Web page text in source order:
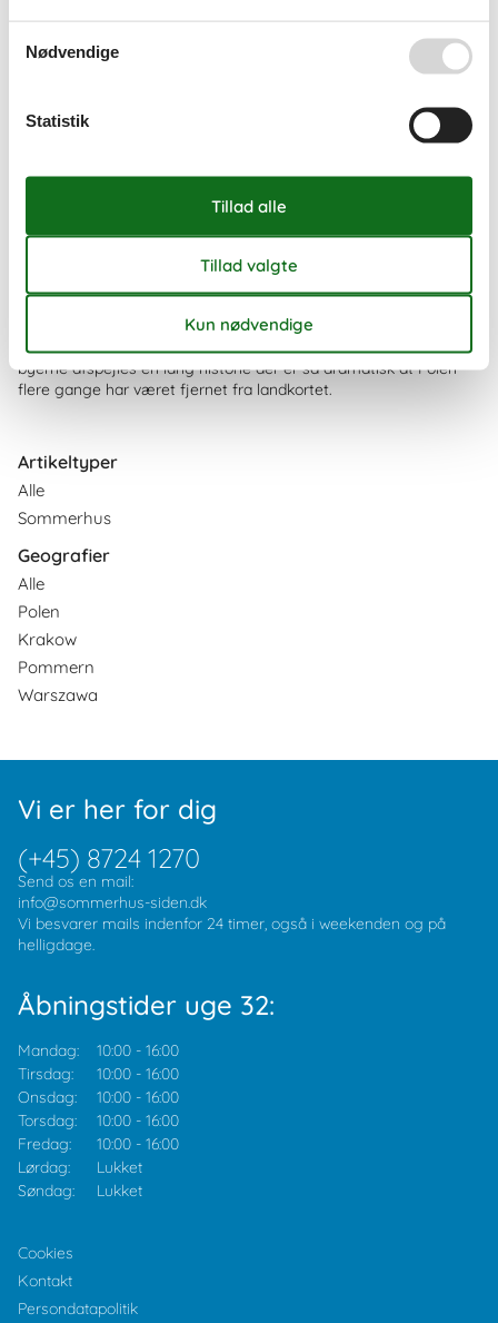
Sommerhuse i Polen
Polen er et rejsemål som ofte bliver overset, helt uden grund.
Strandene langs Østersøen er sublime badesteder mens søer,
skove og bjerge giver mulighed for alle former for aktiv ferie. I
byerne afspejles en lang historie der er så dramatisk at Polen
flere gange har været fjernet fra landkortet.
Artikeltyper
Alle
Sommerhus
Geografier
Alle
Polen
Krakow
Pommern
Warszawa
Vi er her for dig
(+45) 8724 1270
Send os en mail:
info@sommerhus-siden.dk
Vi besvarer mails indenfor 24 timer, også i weekenden og på
helligdage.
Åbningstider uge 32:
Mandag: 10:00 - 16:00
Tirsdag:
10:00 - 16:00
Onsdag:
10:00 - 16:00
Torsdag:
10:00 - 16:00
Fredag:
10:00 - 16:00
Lørdag:
Lukket
Søndag:
Lukket
Cookies
Kontakt
Persondatapolitik
Nødvendige
Statistik